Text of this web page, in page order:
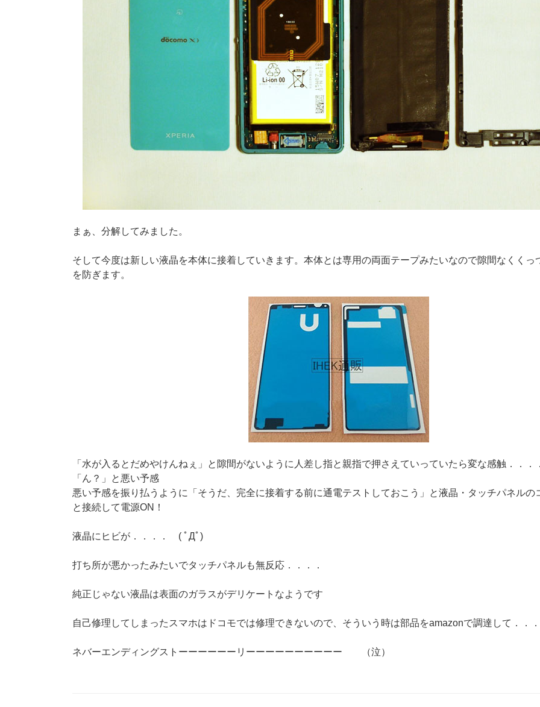
まぁ、分解してみました。
そして今度は新しい液晶を本体に接着していきます。本体とは専用の両面テープみたいなので隙間なくくっ
を防ぎます。
「水が入るとだめやけんねぇ」と隙間がないように人差し指と親指で押さえていっていたら変な感触．．．．
「ん？」と悪い予感
悪い予感を振り払うように「そうだ、完全に接着する前に通電テストしておこう」と液晶・タッチパネルの
と接続して電源ON！
液晶にヒビが．．．． ( ﾟДﾟ)
打ち所が悪かったみたいでタッチパネルも無反応．．．．
純正じゃない液晶は表面のガラスがデリケートなようです
自己修理してしまったスマホはドコモでは修理できないので、そういう時は部品をamazonで調達して．．．
ネバーエンディングストーーーーーーリーーーーーーーーーー （泣）